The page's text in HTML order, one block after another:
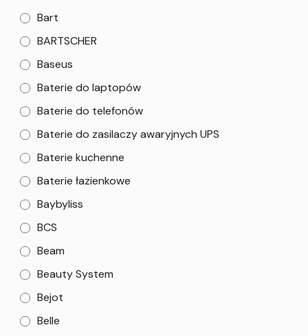
Bart
BARTSCHER
Baseus
Baterie do laptopów
Baterie do telefonów
Baterie do zasilaczy awaryjnych UPS
Baterie kuchenne
Baterie łazienkowe
Baybyliss
BCS
Beam
Beauty System
Bejot
Belle